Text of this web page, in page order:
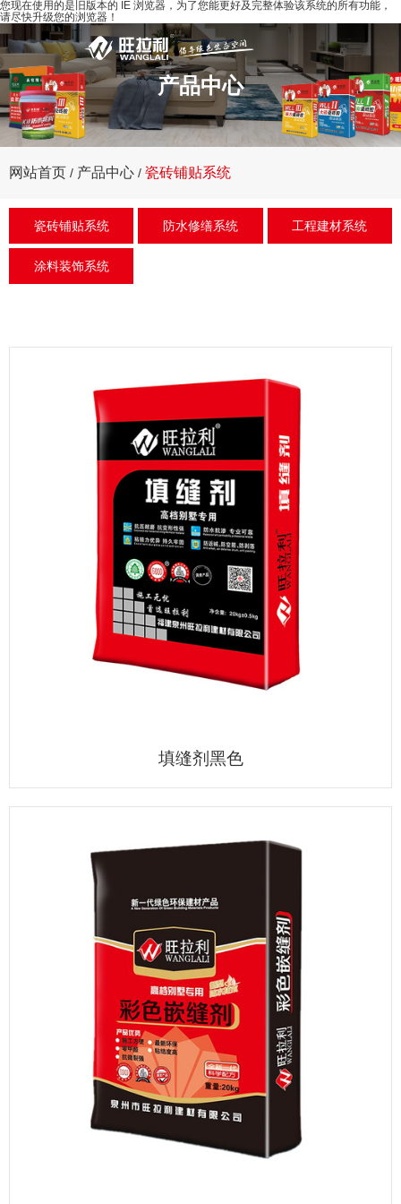
您现在使用的是旧版本的 IE 浏览器，为了您能更好及完整体验该系统的所有功能，
请尽快升级您的浏览器！
产品中心
网站首页 / 产品中心 / 瓷砖铺贴系统
瓷砖铺贴系统 防水修缮系统 工程建材系统
涂料装饰系统
填缝剂黑色